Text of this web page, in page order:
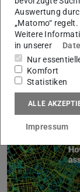
Mehr erfahren
Auswertung
„Matomo“ regelt.
Weitere
in unserer
Nur
Komfort
Statistiken
ALLE
Impressum